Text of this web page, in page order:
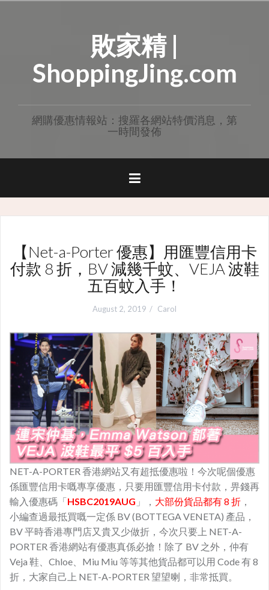
敗家精 |
ShoppingJing.com
網購優惠情報站：搜羅各網站特價消息，第
一時間發佈
【Net-a-Porter 優惠】用匯豐信用卡
付款 8 折，BV 減幾千蚊、VEJA 波鞋
五百蚊入手！
August 2, 2019 Carol
NET-A-PORTER 香港網站又有超抵優惠啦！今次呢個優惠
係匯豐信用卡嘅專享優惠，只要用匯豐信用卡付款，畀錢再
輸入優惠碼「HSBC2019AUG 」， 大部份貨品都有 8 折
小編查過最抵買嘅一定係 BV (BOTTEGA VENETA) 產品，
BV 平時香港專門店又貴又少做折，今次只要上 NET-A-
PORTER 香港網站有優惠真係必搶！除了 BV 之外，仲有
Veja 鞋、Chloe、 Miu Miu 等等其他貨品都可以用 Code 有 8
折，大家自己上 NET-A-PORTER 望望喇，非常抵買。